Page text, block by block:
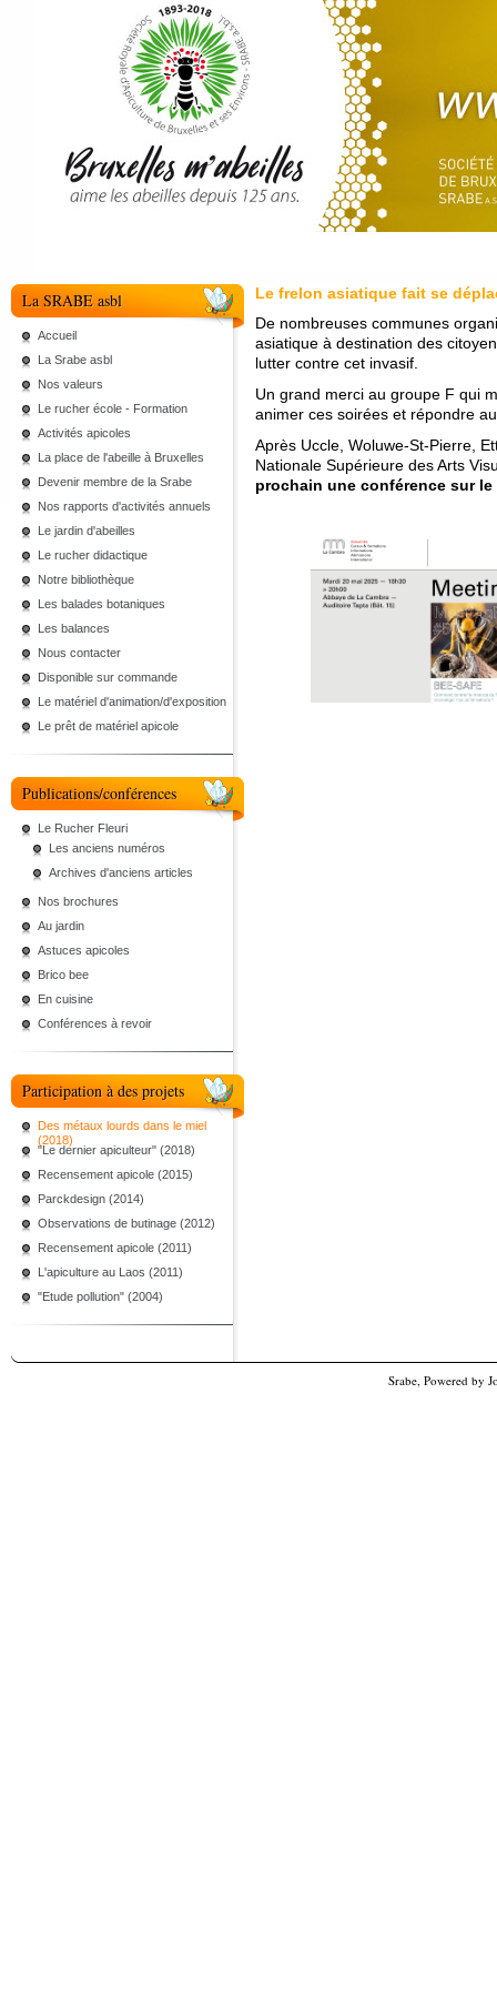
La SRABE asbl
Accueil
La Srabe asbl
Nos valeurs
Le rucher école - Formation
Activités apicoles
La place de l'abeille à Bruxelles
Devenir membre de la Srabe
Nos rapports d'activités annuels
Le jardin d'abeilles
Le rucher didactique
Notre bibliothèque
Les balades botaniques
Les balances
Nous contacter
Disponible sur commande
Le matériel d'animation/d'exposition
Le prêt de matériel apicole
Publications/conférences
Le Rucher Fleuri
Les anciens numéros
Archives d'anciens articles
Nos brochures
Au jardin
Astuces apicoles
Brico bee
En cuisine
Conférences à revoir
Participation à des projets
Des métaux lourds dans le miel
(2018)
"Le dernier apiculteur" (2018)
Recensement apicole (2015)
Parckdesign (2014)
Observations de butinage (2012)
Recensement apicole (2011)
L'apiculture au Laos (2011)
"Etude pollution" (2004)
Le frelon asiatique fait se
De nombreuses communes
asiatique à destination des
lutter contre cet invasif.
Un grand merci au groupe F qui
animer ces soirées et répondre
Après Uccle, Woluwe-St-Pierre,
Nationale Supérieure des Arts
prochain une conférence sur
Srabe, Powered by